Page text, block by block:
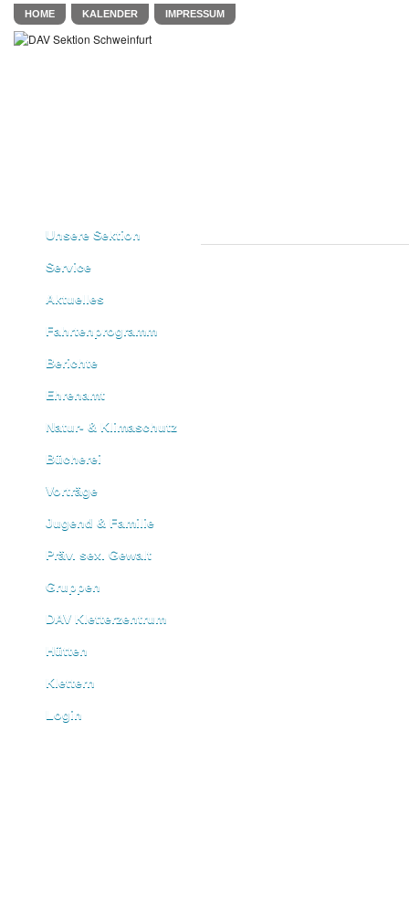
HOME KALENDER IMPRESSUM
Unsere Sektion
Service
Aktuelles
Fahrtenprogramm
Berichte
Ehrenamt
Natur- & Klimaschutz
Bücherei
Vorträge
Jugend & Familie
Präv. sex. Gewalt
Gruppen
DAV Kletterzentrum
Hütten
Klettern
Login